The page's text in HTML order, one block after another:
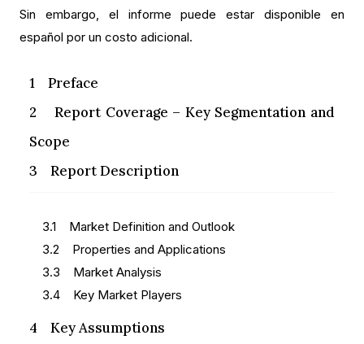
Sin embargo, el informe puede estar disponible en
español por un costo adicional.
1 Preface
2 Report Coverage – Key Segmentation and
Scope
3 Report Description
3.1 Market Definition and Outlook
3.2 Properties and Applications
3.3 Market Analysis
3.4 Key Market Players
4 Key Assumptions